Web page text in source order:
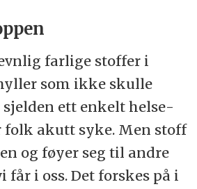
farlige stoffer i
som ikke skulle
sjelden ett enkelt helse­
akutt syke. Men stoff
og føyer seg til andre
får i oss. Det forskes på i